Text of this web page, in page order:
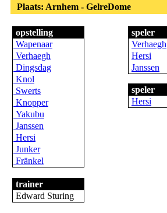
Plaats: Arnhem - GelreDome
opstelling
Wapenaar
Verhaegh
Dingsdag
Knol
Swerts
Knopper
Yakubu
Janssen
Hersi
Junker
Fränkel
trainer
Edward Sturing
speler
Verhaegh
Hersi
Janssen
speler
Hersi